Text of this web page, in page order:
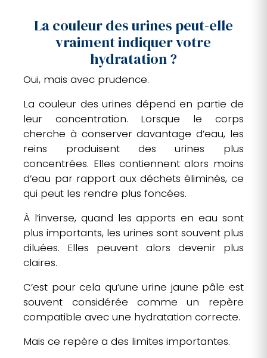
La couleur des urines peut-elle
vraiment indiquer votre
hydratation ?
Oui, mais avec prudence.
La couleur des urines dépend en partie de
leur concentration. Lorsque le corps
cherche à conserver davantage d’eau, les
reins produisent des urines plus
concentrées. Elles contiennent alors moins
d’eau par rapport aux déchets éliminés, ce
qui peut les rendre plus foncées.
À l’inverse, quand les apports en eau sont
plus importants, les urines sont souvent plus
diluées. Elles peuvent alors devenir plus
claires.
C’est pour cela qu’une urine jaune pâle est
souvent considérée comme un repère
compatible avec une hydratation correcte.
Mais ce repère a des limites importantes.